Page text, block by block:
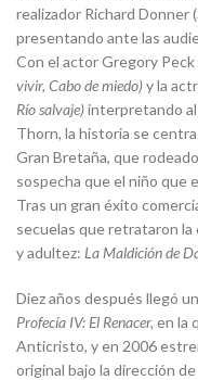
realizador Richard Donner (
presentando ante las
Con el actor Gregory Peck
vivir, Cabo de miedo)y la
Río salvaje)interpretando
Thorn, la historia se
Gran Bretaña, que
sospecha que el niño que
Tras un gran éxito
secuelas que retrataron la
y adultez: La Maldición de
Diez años después llegó
Profecía IV: El Renacer, en la
Anticristo, y en 2006
original bajo la dirección